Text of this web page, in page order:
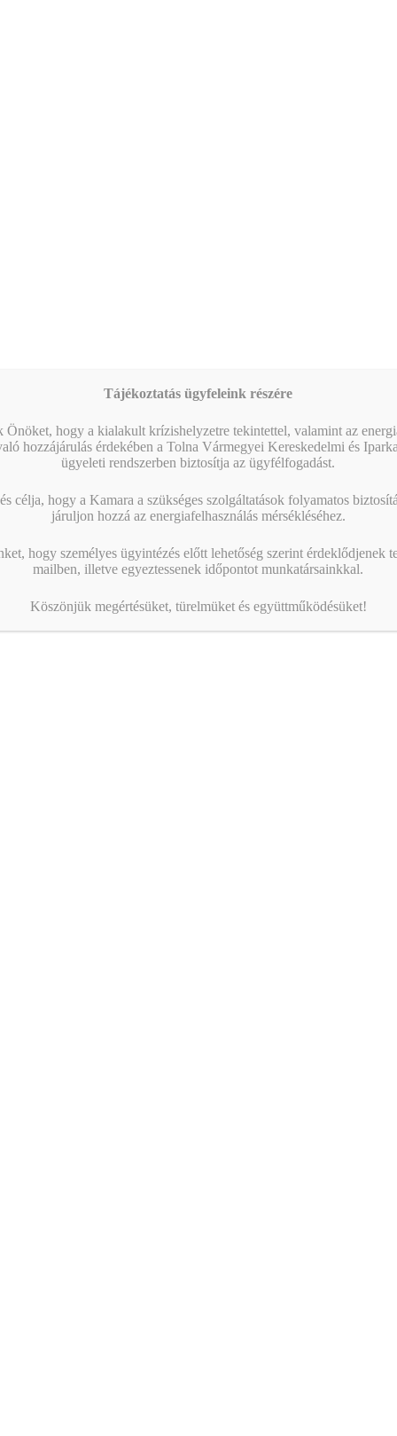
Tájékoztatás ügyfeleink részére
Önöket, hogy a kialakult krízishelyzetre tekintettel, valamint az
hozzájárulás érdekében a Tolna Vármegyei Kereskedelmi és
ügyeleti rendszerben biztosítja az ügyfélfogadást.
célja, hogy a Kamara a szükséges szolgáltatások folyamatos
járuljon hozzá az energiafelhasználás mérsékléséhez.
hogy személyes ügyintézés előtt lehetőség szerint érdeklődjenek
mailben, illetve egyeztessenek időpontot munkatársainkkal.
Köszönjük megértésüket, türelmüket és együttműködésüket!